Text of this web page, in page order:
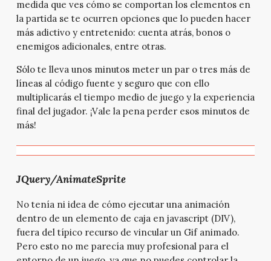
medida que ves cómo se comportan los elementos en
la partida se te ocurren opciones que lo pueden hacer
más adictivo y entretenido: cuenta atrás, bonos o
enemigos adicionales, entre otras.
Sólo te lleva unos minutos meter un par o tres más de
líneas al código fuente y seguro que con ello
multiplicarás el tiempo medio de juego y la experiencia
final del jugador. ¡Vale la pena perder esos minutos de
más!
JQuery/AnimateSprite
No tenía ni idea de cómo ejecutar una animación
dentro de un elemento de caja en javascript (DIV),
fuera del típico recurso de vincular un Gif animado.
Pero esto no me parecía muy profesional para el